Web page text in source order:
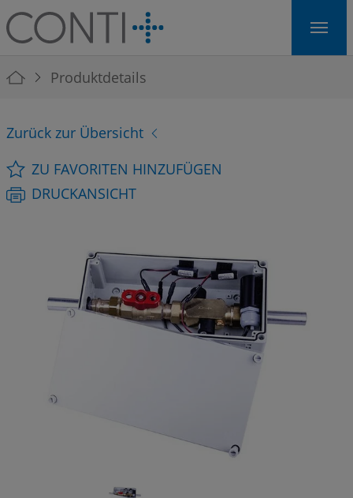
Skip to main navigation
Skip to main content
Skip to page footer
You are here:
Produktdetails
Zurück zur Übersicht
ZU FAVORITEN HINZUFÜGEN
DRUCKANSICHT